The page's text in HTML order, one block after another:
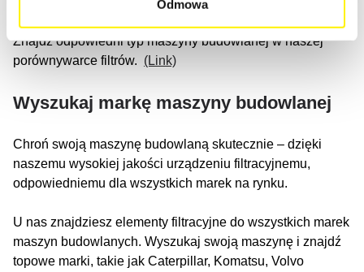
Odmowa
Znajdź odpowiedni typ maszyny budowlanej w naszej
porównywarce filtrów. (Link)
Wyszukaj markę maszyny budowlanej
Chroń swoją maszynę budowlaną skutecznie – dzięki
naszemu wysokiej jakości urządzeniu filtracyjnemu,
odpowiedniemu dla wszystkich marek na rynku.
U nas znajdziesz elementy filtracyjne do wszystkich marek
maszyn budowlanych. Wyszukaj swoją maszynę i znajdź
topowe marki, takie jak Caterpillar, Komatsu, Volvo